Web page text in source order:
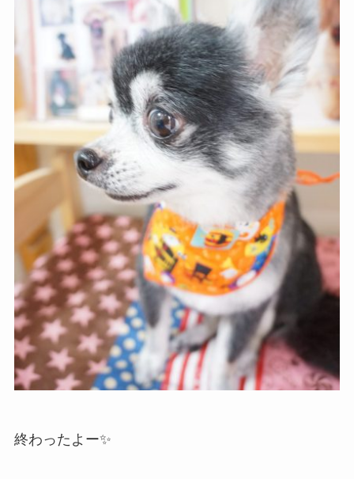
終わったよー✨